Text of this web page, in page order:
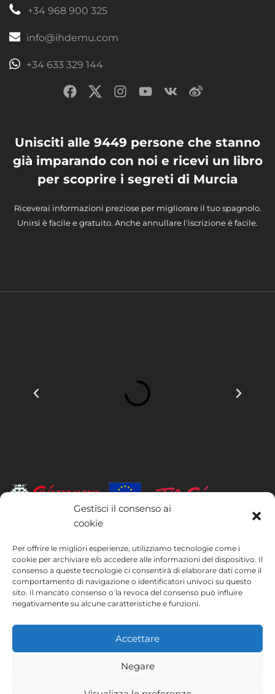
Gestisci il consenso ai
cookie
Per offrire le migliori esperienze, utilizziamo tecnologie come i
cookie per archiviare e/o accedere alle informazioni del dispositivo. Il
consenso a queste tecnologie ci consentirà di elaborare dati come il
comportamento di navigazione o identificatori univoci su questo
sito. Il mancato consenso o la revoca del consenso può influire
negativamente su alcune caratteristiche e funzioni.
Accettare
Negare
+34 968 900 325
info@ihdemu.com
+34 633 329 144
Unisciti alle 9449 persone che stanno
già imparando con noi e ricevi un libro
per scoprire i segreti di Murcia
Riceverai informazioni preziose per migliorare il tuo spagnolo.
Unirsi è facile e gratuito. Anche annullare l'iscrizione è facile.
beneficiaria del Fondo europeo di sviluppo regionale, il cui obiettivo è
migliorare l’utilizzo e la qualità delle tecnologie dell’informazione e
della comunicazione e la loro accessibilità, e grazie al quale ha potuto
implementare le seguenti misure: presenza online tramite la propria
pagina web. Tale misura è stata attuata nel corso del 2020. A questo
scopo, la società è stata supportata dal programma TIC Cámaras,